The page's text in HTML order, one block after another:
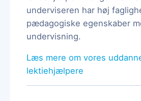
underviseren har høj
pædagogiske egenskaber
undervisning.
Læs mere om vores
lektiehjælpere